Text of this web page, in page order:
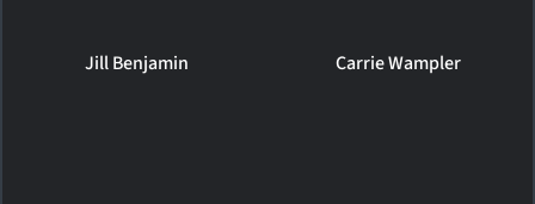
Jill Benjamin Carrie Wampler